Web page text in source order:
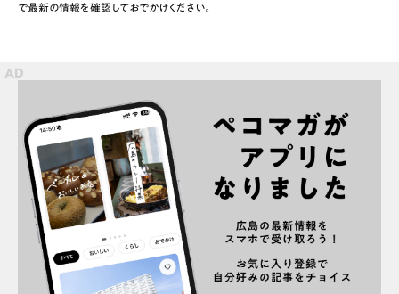
Outing
ペコマガとは
スポット情報 広告掲載について
で最新の情報を確認しておでかけください。